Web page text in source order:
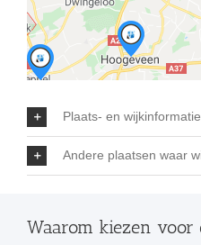
Plaats- en wijkinformatie
Andere plaatsen waar
Waarom kiezen voor